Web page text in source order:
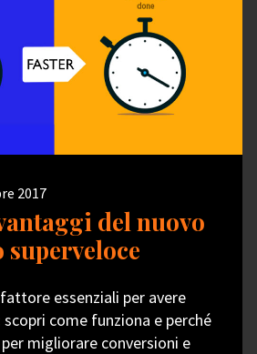
2017
del nuovo
essenziali per avere
scopri come funziona e perché
migliorare conversioni e